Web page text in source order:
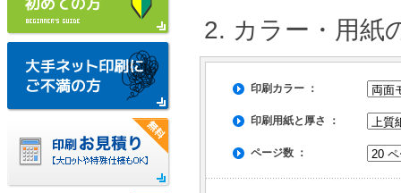
2. カラー・用紙
印刷カラー ：
印刷用紙と厚さ ：
ページ数 ：